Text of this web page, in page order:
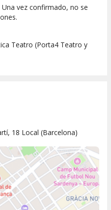
vez confirmado, no se
Teatro (Porta4 Teatro y
18 Local (Barcelona)